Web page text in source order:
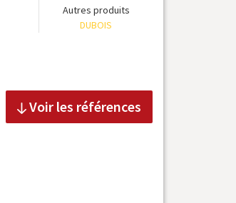
Autres produits
DUBOIS
Voir les références